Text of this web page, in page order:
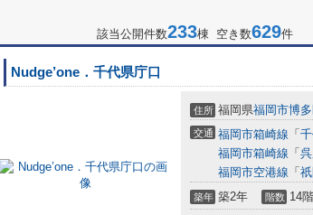
該当公開件数233棟 空き数629件
Nudge’one．千代県庁口
住所 福岡県福岡市博
交通 福岡市箱崎線 「
福岡市箱崎線 「
福岡市空港線 「
築年 築2年 階数 14